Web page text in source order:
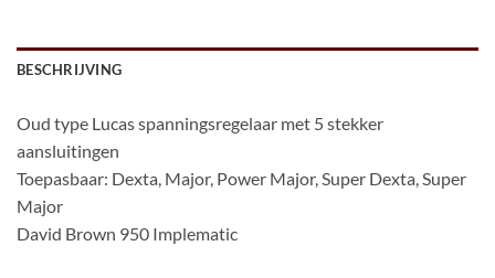
BESCHRIJVING
Oud type Lucas spanningsregelaar met 5 stekker
aansluitingen
Toepasbaar: Dexta, Major, Power Major, Super Dexta, Super
Major
David Brown 950 Implematic